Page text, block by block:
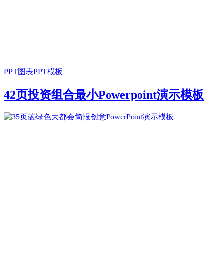
PPT图表PPT模板
42页投资组合最小Powerpoint演示模板